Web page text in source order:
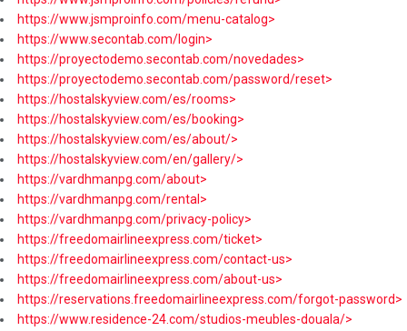
https://www.jsmproinfo.com/menu-catalog>
https://www.secontab.com/login>
https://proyectodemo.secontab.com/novedades>
https://proyectodemo.secontab.com/password/reset>
https://hostalskyview.com/es/rooms>
https://hostalskyview.com/es/booking>
https://hostalskyview.com/es/about/>
https://hostalskyview.com/en/gallery/>
https://vardhmanpg.com/about>
https://vardhmanpg.com/rental>
https://vardhmanpg.com/privacy-policy>
https://freedomairlineexpress.com/ticket>
https://freedomairlineexpress.com/contact-us>
https://freedomairlineexpress.com/about-us>
https://reservations.freedomairlineexpress.com/forgot-password>
https://www.residence-24.com/studios-meubles-douala/>